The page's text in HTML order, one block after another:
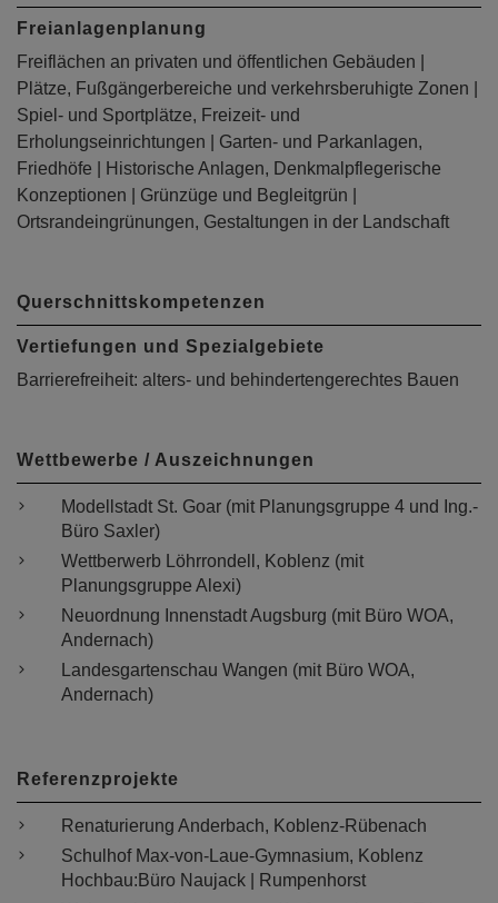
Freianlagenplanung
Freiflächen an privaten und öffentlichen Gebäuden |
Plätze, Fußgängerbereiche und verkehrsberuhigte Zonen |
Spiel- und Sportplätze, Freizeit- und
Erholungseinrichtungen | Garten- und Parkanlagen,
Friedhöfe | Historische Anlagen, Denkmalpflegerische
Konzeptionen | Grünzüge und Begleitgrün |
Ortsrandeingrünungen, Gestaltungen in der Landschaft
Querschnittskompetenzen
Vertiefungen und Spezialgebiete
Barrierefreiheit: alters- und behindertengerechtes Bauen
Wettbewerbe / Auszeichnungen
Modellstadt St. Goar (mit Planungsgruppe 4 und Ing.-
Büro Saxler)
Wettberwerb Löhrrondell, Koblenz (mit
Planungsgruppe Alexi)
Neuordnung Innenstadt Augsburg (mit Büro WOA,
Andernach)
Landesgartenschau Wangen (mit Büro WOA,
Andernach)
Referenzprojekte
Renaturierung Anderbach, Koblenz-Rübenach
Schulhof Max-von-Laue-Gymnasium, Koblenz
Hochbau:Büro Naujack | Rumpenhorst